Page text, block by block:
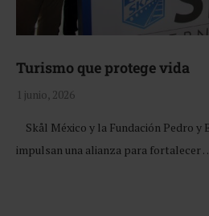
Turismo que protege vida
1 junio, 2026
Skål México y la Fundación Pedro y
impulsan una alianza para fortalecer